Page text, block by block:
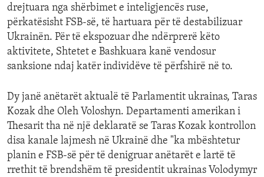
drejtuara nga shërbimet e inteligjencës ruse,
përkatësisht FSB-së, të hartuara për të destabilizuar
Ukrainën. Për të ekspozuar dhe ndërprerë këto
aktivitete, Shtetet e Bashkuara kanë vendosur
sanksione ndaj katër individëve të përfshirë në to.
Dy janë anëtarët aktualë të Parlamentit ukrainas, Taras
Kozak dhe Oleh Voloshyn. Departamenti amerikan i
Thesarit tha në një deklaratë se Taras Kozak kontrollon
disa kanale lajmesh në Ukrainë dhe "ka mbështetur
planin e FSB-së për të denigruar anëtarët e lartë të
rrethit të brendshëm të presidentit ukrainas Volodymyr